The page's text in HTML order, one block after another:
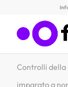
Controlli della
imparato a